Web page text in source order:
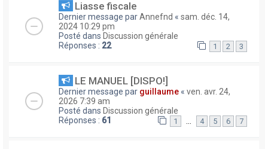
Liasse fiscale
Dernier message parAnnefnd « sam. déc. 14,
2024 10:29 pm
Posté dans Discussion générale
Réponses : 22 1 2 3
LE MANUEL [DISPO!]
Dernier message par guillaume « ven. avr. 24,
2026 7:39 am
Posté dans Discussion générale
Réponses : 61 1 … 4 5 6 7